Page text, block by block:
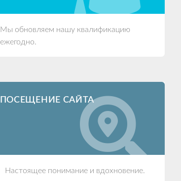
Мы обновляем нашу квалификацию
ежегодно.
ПОСЕЩЕНИЕ САЙТА
Настоящее понимание и вдохновение.